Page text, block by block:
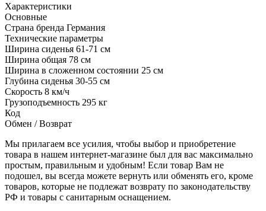
Характеристики
Основные
Страна бренда Германия
Технические параметры
Ширина сиденья 61-71 см
Ширина общая 78 см
Ширина в сложенном состоянии 25 см
Глубина сиденья 30-55 см
Скорость 8 км/ч
Грузоподъемность 295 кг
Код
Обмен / Возврат
Мы прилагаем все усилия, чтобы выбор и приобретение
товара в нашем интернет-магазине был для вас максимально
простым, правильным и удобным! Если товар Вам не
подошел, вы всегда можете вернуть или обменять его, кроме
товаров, которые не подлежат возврату по законодательству
РФ и товары с санитарным оснащением.